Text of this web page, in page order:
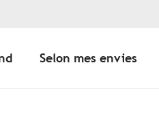
Selon mes envies